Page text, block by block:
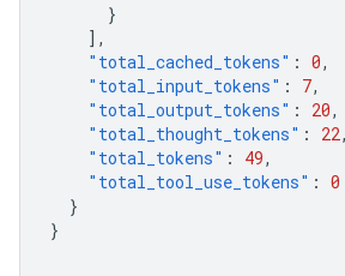
}
],
"total_cached_tokens" : 0,
"total_input_tokens" : 7,
"total_output_tokens" : 20,
"total_thought_tokens" : 22,
"total_tokens" : 49,
"total_tool_use_tokens" : 0
}
}